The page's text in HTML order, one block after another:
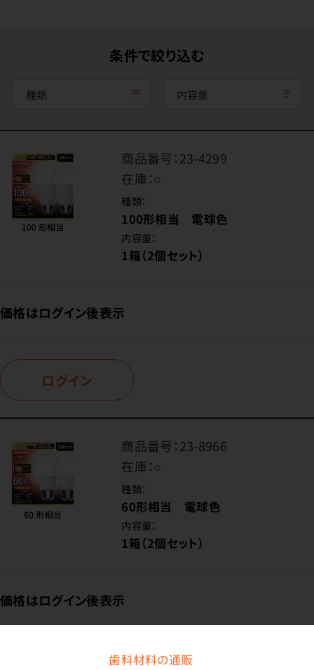
歯科材料の通販
条件で絞り込む
種類 内容量
商品番号：23-4299
在庫：○
種類：
100形相当 電球色
内容量：
1箱（2個セット）
価格はログイン後表示
ログイン
商品番号：23-8966
在庫：○
種類：
60形相当 電球色
内容量：
1箱（2個セット）
価格はログイン後表示